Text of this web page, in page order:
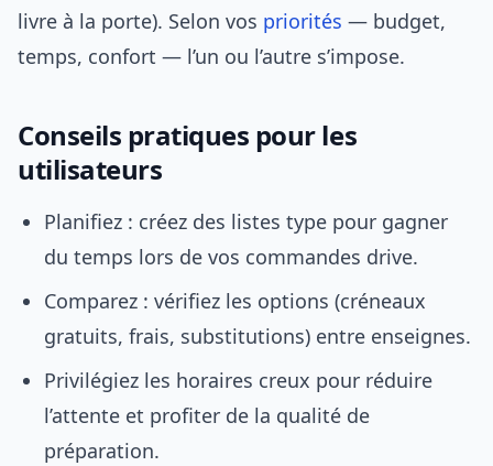
livre à la porte). Selon vos priorités — budget,
temps, confort — l’un ou l’autre s’impose.
Conseils pratiques pour les
utilisateurs
Planifiez : créez des listes type pour gagner
du temps lors de vos commandes drive.
Comparez : vérifiez les options (créneaux
gratuits, frais, substitutions) entre enseignes.
Privilégiez les horaires creux pour réduire
l’attente et profiter de la qualité de
préparation.